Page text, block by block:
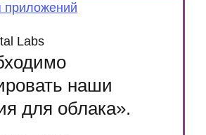
приложений
наши
для облака».